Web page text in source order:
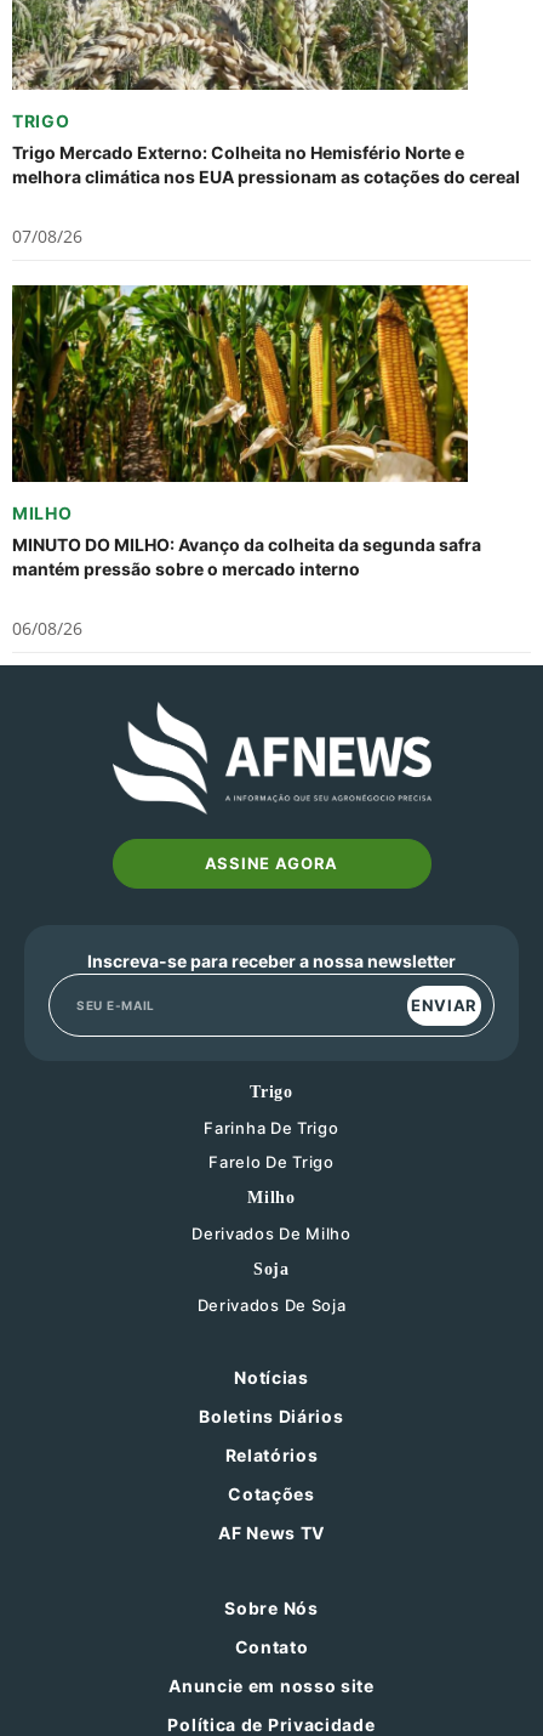
TRIGO
Trigo Mercado Externo: Colheita no Hemisfério Norte e
melhora climática nos EUA pressionam as cotações do cereal
07/08/26
MILHO
MINUTO DO MILHO: Avanço da colheita da segunda safra
mantém pressão sobre o mercado interno
06/08/26
ASSINE AGORA
Inscreva-se para receber a nossa newsletter
ENVIAR
Trigo
Farinha De Trigo
Farelo De Trigo
Milho
Derivados De Milho
Soja
Derivados De Soja
Notícias
Boletins Diários
Relatórios
Cotações
AF News TV
Sobre Nós
Contato
Anuncie em nosso site
Política de Privacidade